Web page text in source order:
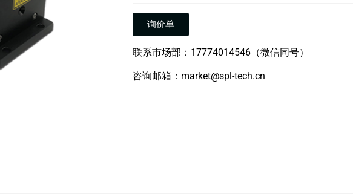
询价单
联系市场部：17774014546（微信同号）
咨询邮箱：market@spl-tech.cn